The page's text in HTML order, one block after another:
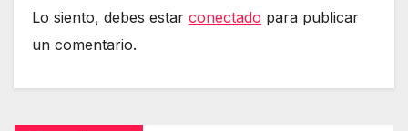
Lo siento, debes estar conectado para publicar
un comentario.